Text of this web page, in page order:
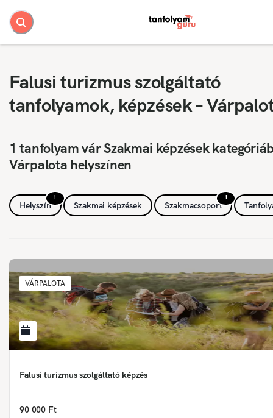
Falusi turizmus szolgáltató
tanfolyamok, képzések –
1 tanfolyam vár Szakmai képzések
Várpalota helyszínen
1
Helyszín Szakmai képzések
1
Szakmacsoport
VÁRPALOTA
Falusi turizmus szolgáltató képzés
90 000 Ft